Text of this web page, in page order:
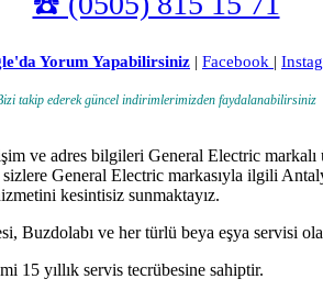
Yorum Yapabilirsiniz | Facebook |
takip ederek güncel indirimlerimizden faydalanabilirsiniz
ve adres bilgileri General Electric
General Electric markasıyla ilgili
kesintisiz sunmaktayız.
ve her türlü beya eşya servisi
15 yıllık servis tecrübesine sahiptir.